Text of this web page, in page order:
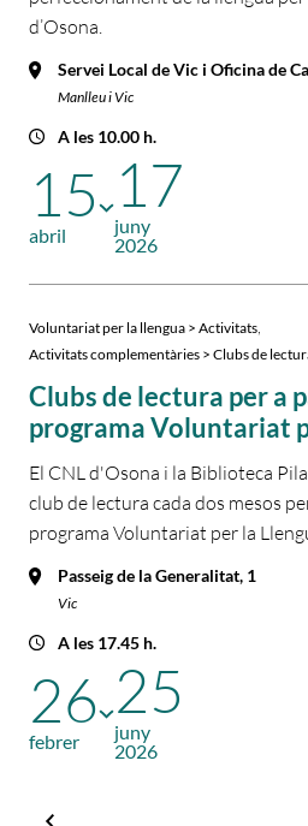
d’Osona.
Servei Local de Vic i Oficina de
Manlleu i Vic
A les 10.00 h.
15
abril
17
juny
2026
Voluntariat per la llengua > Activitats
Activitats complementàries > Clubs de
Clubs de lectura per a
programa Voluntariat
El CNL d'Osona i la Biblioteca
club de lectura cada dos mesos
programa Voluntariat per la
Passeig de la Generalitat, 1
Vic
A les 17.45 h.
26
febrer
25
juny
2026